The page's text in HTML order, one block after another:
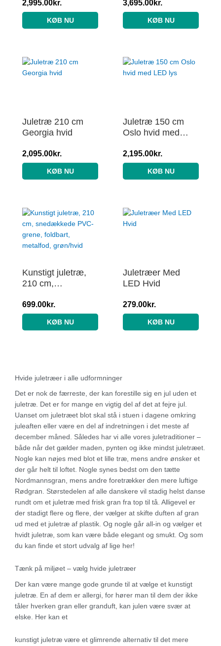
2,995.00kr.
KØB NU
3,695.00kr.
KØB NU
Juletræ 210 cm
Georgia hvid
2,095.00kr.
KØB NU
Juletræ 150 cm
Oslo hvid med
2,195.00kr.
KØB NU
Kunstigt juletræ,
210 cm,
grene, foldbart,
metalfod, grøn/hvid
699.00kr.
KØB NU
Juletræer Med
LED Hvid
279.00kr.
KØB NU
Hvide juletræer i alle udformninger
Det er nok de færreste, der kan forestille sig en jul uden et
juletræ. Det er for mange en vigtig del af det at fejre jul.
Uanset om juletræet blot skal stå i stuen i dagene omkring
juleaften eller være en del af indretningen i det meste af
december måned. Således har vi alle vores juletraditioner –
både når det gælder maden, pynten og ikke mindst juletræet.
Nogle kan nøjes med blot et lille træ, mens andre ønsker et
der går helt til loftet. Nogle synes bedst om den tætte
Nordmannsgran, mens andre foretrækker den mere luftige
Rødgran. Størstedelen af alle danskere vil stadig helst danse
rundt om et juletræ med frisk gran fra top til tå. Alligevel er
der stadigt flere og flere, der vælger at skifte duften af gran
ud med et juletræ af plastik. Og nogle går all-in og vælger et
hvidt juletræ, som kan være både elegant og smukt. Og som
du kan finde et stort udvalg af lige her!
Tænk på miljøet – vælg hvide juletræer
Der kan være mange gode grunde til at vælge et kunstigt
juletræ. En af dem er allergi, for hører man til dem der ikke
tåler hverken gran eller granduft, kan julen være svær at
elske. Her kan et
kunstigt juletræ være et glimrende alternativ til det mere